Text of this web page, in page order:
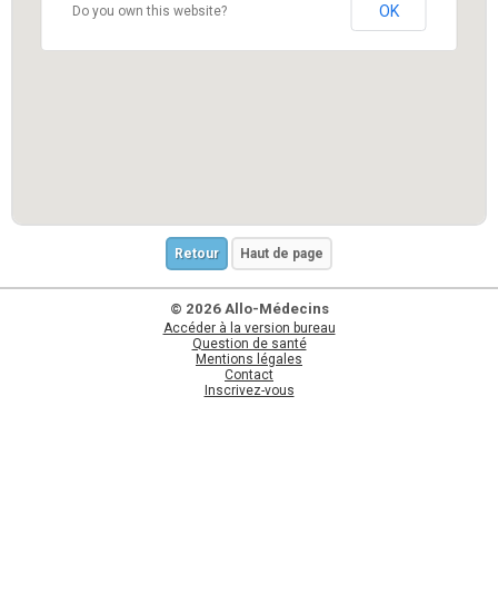
Do you own this website? OK
Retour Haut de page
© 2026 Allo-Médecins
Accéder à la version bureau
Question de santé
Mentions légales
Contact
Inscrivez-vous